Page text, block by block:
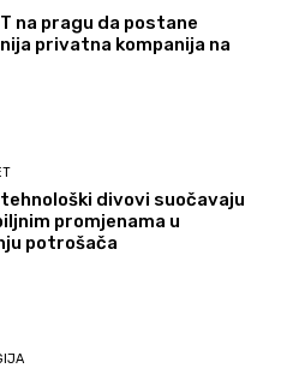
na pragu da postane
privatna kompanija na
divovi suočavaju
promjenama u
potrošača